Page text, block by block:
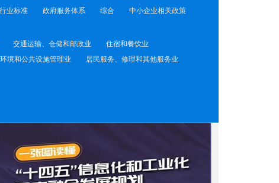
行业标准 政府服务体系 综合
中小企业相关政策
交通运输、仓储和邮政业
住宿和餐饮业
境和公共设施管理业
居民服务、修理和其他服务业